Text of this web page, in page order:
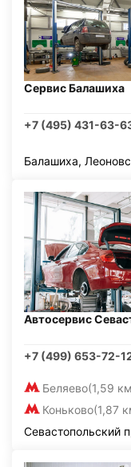
Сервис Балашиха
+7 (495) 431-63-
Балашиха,
Автосервис
+7 (499) 653-72-
Беляево(1,59
Коньково(1,87
Севастопольский